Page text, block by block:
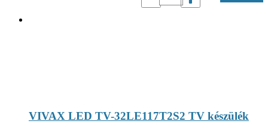
VIVAX LED TV-32LE117T2S2 TV készülék